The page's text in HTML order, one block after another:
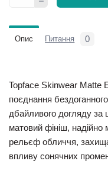
Опис Питання 0
Topface Skinwear Matte
поєднання
дбайливого догляду за
матовий фініш, надійно
рельєф обличчя,
впливу сонячних